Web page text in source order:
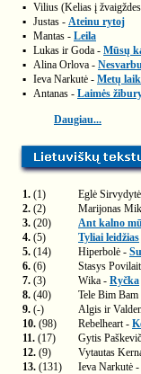
▪ Vilius (Kelias į
▪ Justas - Ateinu rytoj
▪ Mantas - Leila
▪ Lukas ir Goda - Mūsų
▪ Alina Orlova -
▪ Ieva Narkutė - Metų
▪ Antanas - Laimės
Daugiau...
1. (1) Eglė
2. (2) Marijonas
3. (20)
Ant kalno
4. (5)
Tyliai leidžias
5. (14) Hiperbolė -
6. (6) Stasys
7. (3) Wika - Ryčka
8. (40) Tele Bim Bam
9. (-) Algis ir
10. (98) Rebelheart -
11. (17) Gytis
12. (9) Vytautas
13. (131) Ieva Narkutė -